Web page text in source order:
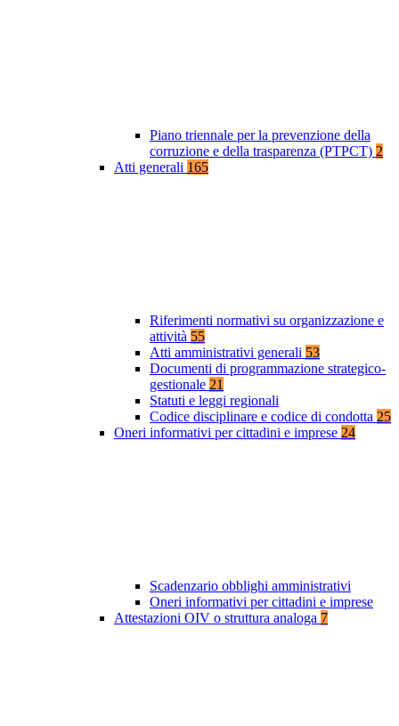
Piano triennale per la prevenzione della
corruzione e della trasparenza (PTPCT) 2
Atti generali 165
Riferimenti normativi su organizzazione e
attività 55
Atti amministrativi generali 53
Documenti di programmazione strategico-
gestionale 21
Statuti e leggi regionali
Codice disciplinare e codice di condotta 25
Oneri informativi per cittadini e imprese 24
Scadenzario obblighi amministrativi
Oneri informativi per cittadini e imprese
Attestazioni OIV o struttura analoga 7